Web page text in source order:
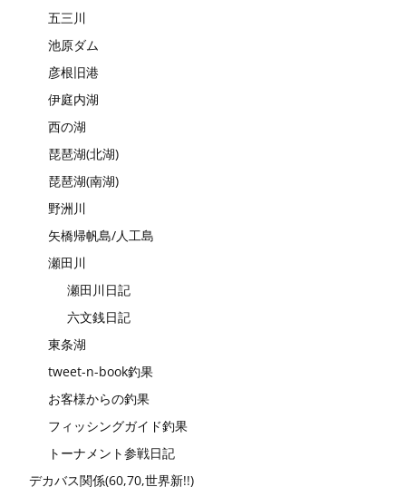
五三川
池原ダム
彦根旧港
伊庭内湖
西の湖
琵琶湖(北湖)
琵琶湖(南湖)
野洲川
矢橋帰帆島/人工島
瀬田川
瀬田川日記
六文銭日記
東条湖
tweet-n-book釣果
お客様からの釣果
フィッシングガイド釣果
トーナメント参戦日記
デカバス関係(60,70,世界新!!)